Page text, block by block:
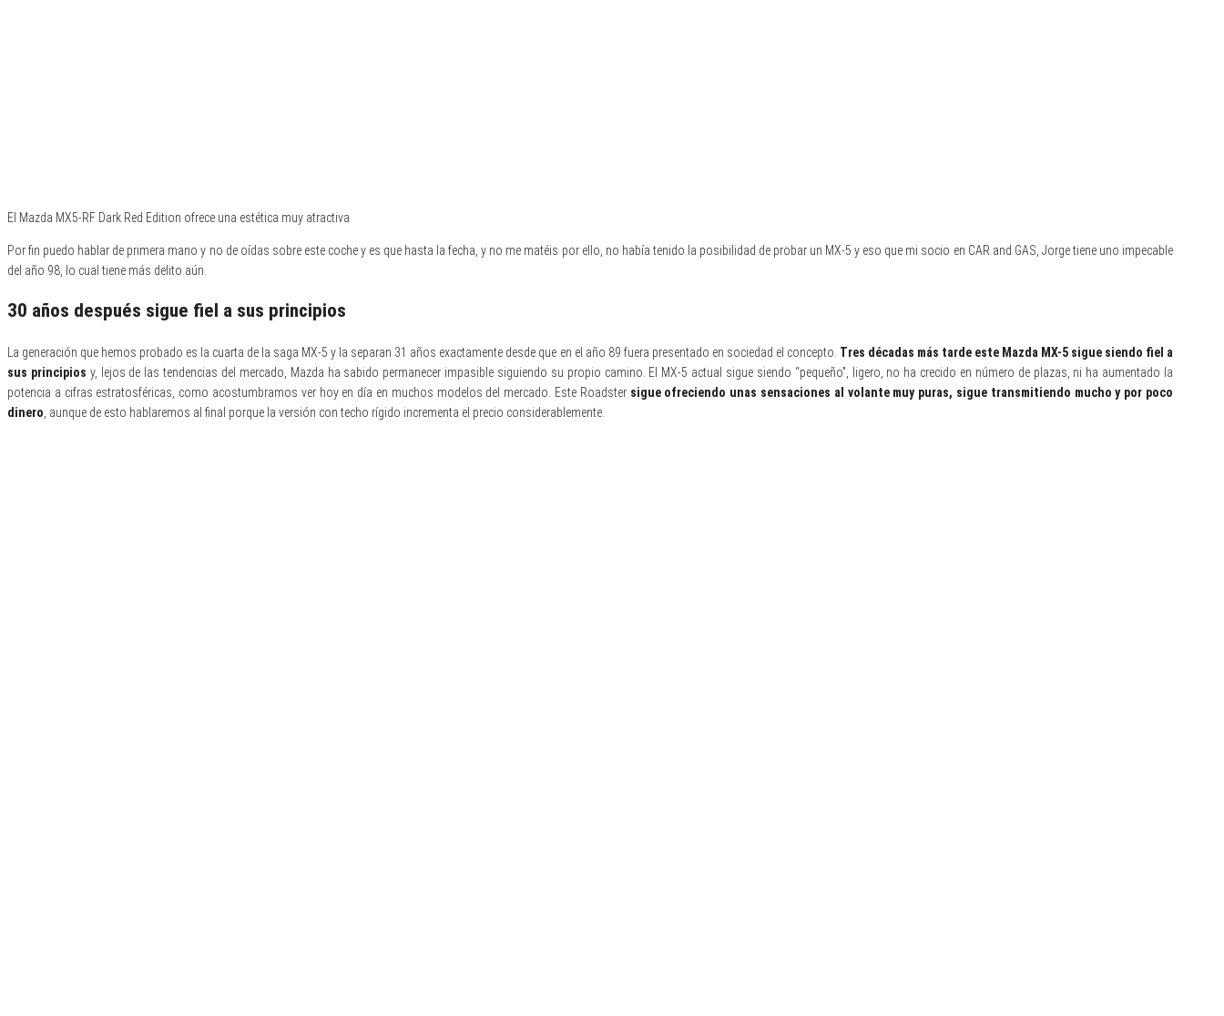
El Mazda MX5-RF Dark Red Edition ofrece una estética muy atractiva
Por fin puedo hablar de primera mano y no de oídas sobre este coche y es que hasta la fecha, y no me matéis por ello, no había tenido la posibilidad de probar un MX-5 y eso que mi socio en CAR and GAS, Jorge tiene uno impecable
del año 98, lo cual tiene más delito aún.
30 años después sigue fiel a sus principios
La generación que hemos probado es la cuarta de la saga MX-5 y la separan 31 años exactamente desde que en el año 89 fuera presentado en sociedad el concepto. Tres décadas más tarde este Mazda MX-5 sigue siendo fiel a
sus principios y, lejos de las tendencias del mercado, Mazda ha sabido permanecer impasible siguiendo su propio camino. El MX-5 actual sigue siendo “pequeño”, ligero, no ha crecido en número de plazas, ni ha aumentado la
potencia a cifras estratosféricas, como acostumbramos ver hoy en día en muchos modelos del mercado. Este Roadster sigue ofreciendo unas sensaciones al volante muy puras, sigue transmitiendo mucho y por poco
dinero , aunque de esto hablaremos al final porque la versión con techo rígido incrementa el precio considerablemente.